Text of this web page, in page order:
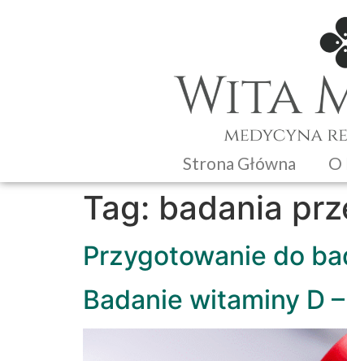
Strona Główna O
Tag: badania
Przygotowanie do
Badanie witaminy D